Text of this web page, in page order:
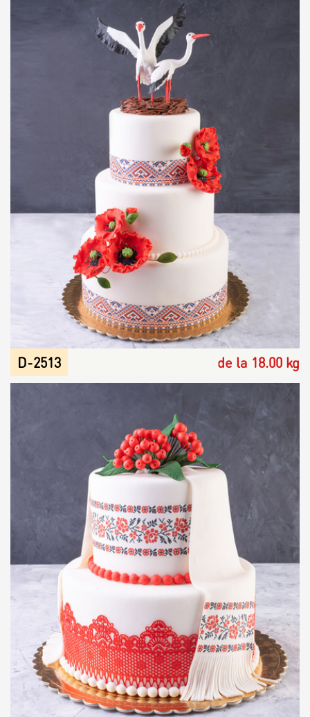
D-2513 de la 18.00 kg